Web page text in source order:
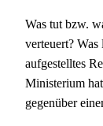
Was tut bzw.
verteuert?
aufgestelltes
Ministerium
gegenüber